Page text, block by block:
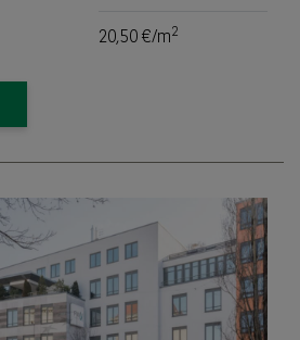
20,50 €/m2